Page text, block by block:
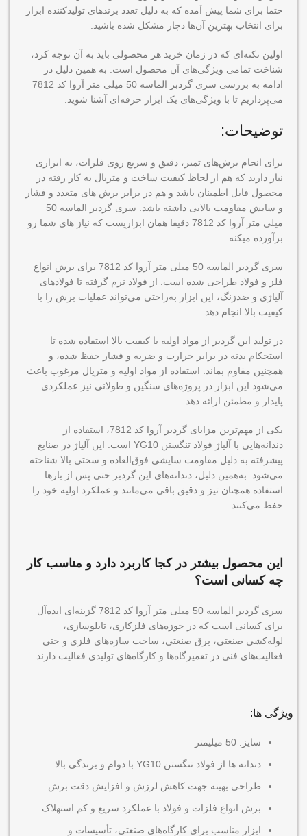
حتما برای شما پیش آمده که به دلیل تعدد برندهای تولیدکننده ابزار
برای انتخاب بهترین آن‌ها دچار مشکل شده باشید.
اولین نکته‌ای که در زمان خرید هر محصولی باید به آن توجه کرد،
شناخت تمامی ویژگی‌های آن محصول است. به همین دلیل در
ادامه به بررسی سری گردبر الماسه 50 میلی متر آروا کد 7812
می‌پردازیم تا با ویژگی‌های یک ابزار حرفه‌ای آشنا شوید.
توضیحات:
برای انجام برش‌های تمیز، دقیق و سریع روی فلزات، به ابزاری
نیاز دارید که هم از لحاظ کیفیت ساخت و متریال به کار رفته در
محصول قابل اطمینان باشد و هم در برابر برش های متعدد و فشار
و سایش مقاومت بالایی داشته باشد. سری گردبر الماسه 50
میلی متر آروا کد 7812 دقیقا همان ابزاریست که نیاز های شما رو
برآورده میکنه.
سری گردبر الماسه 50 میلی متر آروا کد 7812 برای برش انواع
فلز و فولاد طراحی شده است. از فولاد نرم گرفته تا فولادهای
آلیاژی و ضدزنگ، این ابزار به‌راحتی می‌تواند عملیات برش را با
کیفیت بالا انجام دهد.
در تولید این گردبر از مواد اولیه با کیفیت بالا استفاده شده تا
استحکام بدنه در برابر حرارت و ضربه و فشار حفظ شده، و
همچنین مقاوم بماند. استفاده از مواد اولیه و متریال مرغوب باعث
می‌شود این ابزار در پروژه‌های سنگین و طولانی نیز عملکردی
پایدار و مطمئن ارائه دهد.
یکی از مهم‌ترین مزایای گردبر آروا کد 7812، استفاده از
دندانه‌هایی با آلیاژ فولاد تنگستن YG10 است. این آلیاژ در صنایع
پیشرفته به دلیل مقاومت سایشی فوق‌العاده و سختی بالا شناخته
می‌شود. به‌همین دلیل، دندانه‌های این گردبر حتی پس از بارها
استفاده همچنان تیز و دقیق باقی می‌مانند و عملکرد اولیه خود را
حفظ می‌کنند.
این محصول بیشتر در کجا کاربرد دارد و مناسب کار
چه کسانی است؟
سری گردبر الماسه 50 میلی متر آروا کد 7812 گزینه‌ای ایده‌آل
برای کسانی است که در حوزه‌های فلزکاری، تابلو‌سازی،
لوله‌کشی صنعتی، برق صنعتی، ساخت سازه‌های فلزی و حتی
فعالیت‌های فنی در تعمیرگاه‌ها و کارگاه‌های تولیدی فعالیت دارند.
ویژگی ها:
سایز: 50 میلیمتر
دندانه‌ ها از فولاد تنگستن YG10 با دوام و برندگی بالا
طراحی بهینه جهت کاهش لرزش و افزایش دقت برش
برش انواع فلزات و فولاد با عملکرد سریع و کم‌ استهلاک
ابزار مناسب برای کارگاه‌های صنعتی، تأسیسات و